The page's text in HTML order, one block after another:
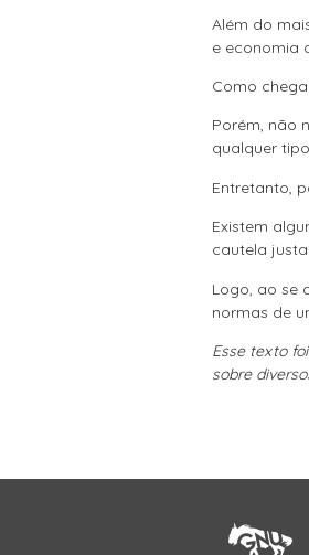
Além do
e economia
Como
Porém, não
qualquer
Entretanto,
Existem
cautela
Logo, ao se
normas de
Esse texto
sobre